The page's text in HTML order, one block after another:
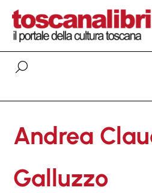
Andrea
Galluzzo